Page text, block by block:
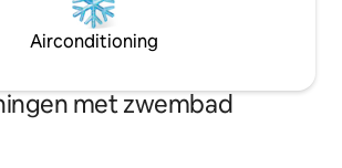
Airconditioning
met zwembad